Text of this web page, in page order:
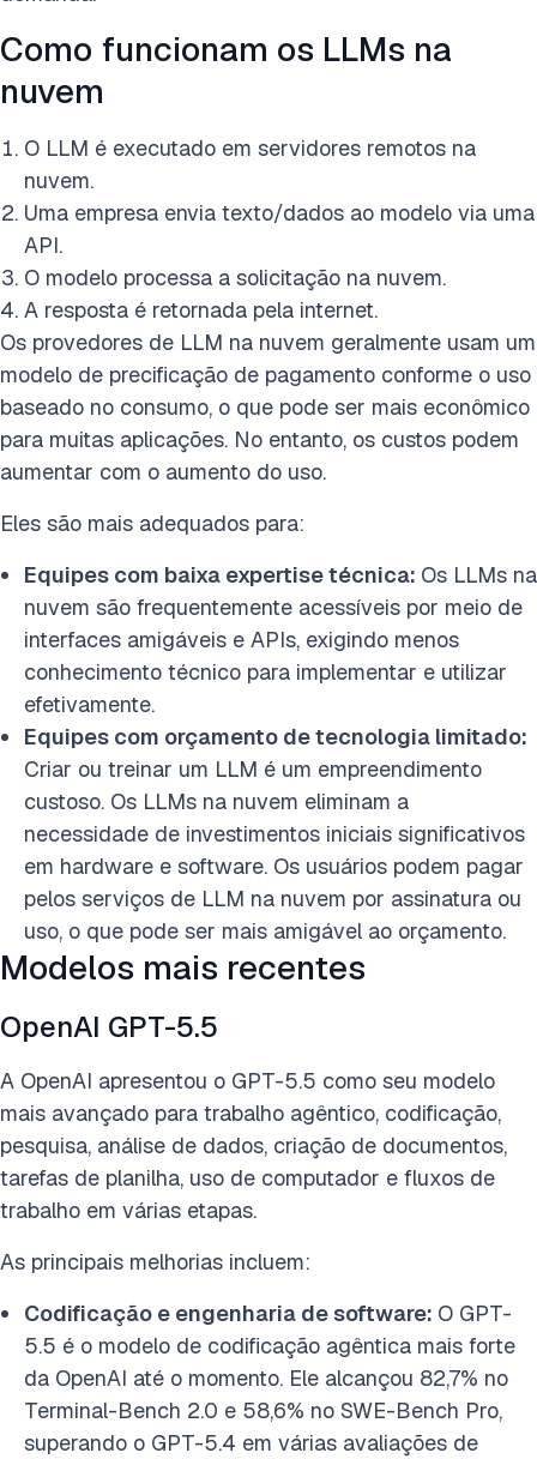
Como funcionam os LLMs na
nuvem
O LLM é executado em servidores remotos na
nuvem.
Uma empresa envia texto/dados ao modelo via uma
API.
O modelo processa a solicitação na nuvem.
A resposta é retornada pela internet.
Os provedores de LLM na nuvem geralmente usam um
modelo de precificação de pagamento conforme o uso
baseado no consumo, o que pode ser mais econômico
para muitas aplicações. No entanto, os custos podem
aumentar com o aumento do uso.
Eles são mais adequados para:
Equipes com baixa expertise técnica: Os LLMs na
nuvem são frequentemente acessíveis por meio de
interfaces amigáveis e APIs, exigindo menos
conhecimento técnico para implementar e utilizar
efetivamente.
Equipes com orçamento de tecnologia limitado:
Criar ou treinar um LLM é um empreendimento
custoso. Os LLMs na nuvem eliminam a
necessidade de investimentos iniciais significativos
em hardware e software. Os usuários podem pagar
pelos serviços de LLM na nuvem por assinatura ou
uso, o que pode ser mais amigável ao orçamento.
Modelos mais recentes
OpenAI GPT-5.5
A OpenAI apresentou o GPT-5.5 como seu modelo
mais avançado para trabalho agêntico, codificação,
pesquisa, análise de dados, criação de documentos,
tarefas de planilha, uso de computador e fluxos de
trabalho em várias etapas.
As principais melhorias incluem:
Codificação e engenharia de software: O GPT-
5.5 é o modelo de codificação agêntica mais forte
da OpenAI até o momento. Ele alcançou 82,7% no
Terminal-Bench 2.0 e 58,6% no SWE-Bench Pro,
superando o GPT-5.4 em várias avaliações de